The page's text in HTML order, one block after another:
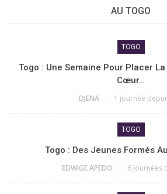
AU TOGO
TOGO
Togo : Une Semaine Pour Placer
Cœur…
DJENA 1 journée
TOGO
Togo : Des Jeunes Formés
EDWIGE APEDO 6 journées